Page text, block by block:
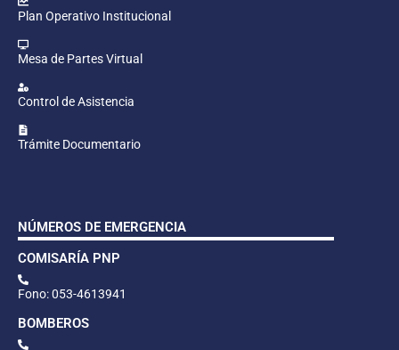
Plan Operativo Institucional
Mesa de Partes Virtual
Control de Asistencia
Trámite Documentario
NÚMEROS DE EMERGENCIA
COMISARÍA PNP
Fono: 053-4613941
BOMBEROS